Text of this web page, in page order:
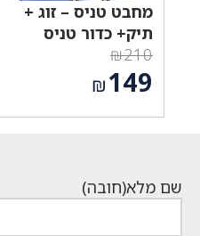
מחבט טניס – זוג +
תיק+ כדור טניס
₪210
המחיר
המקורי
היה:
₪149
שם מלא(חובה)